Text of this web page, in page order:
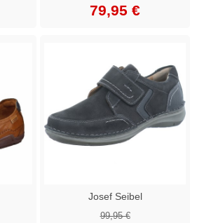
79,95 €
Josef Seibel
99,95 €